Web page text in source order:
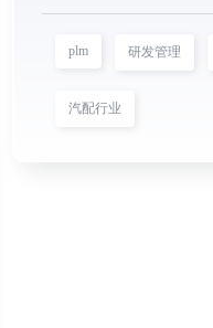
plm 研发管理
汽配行业